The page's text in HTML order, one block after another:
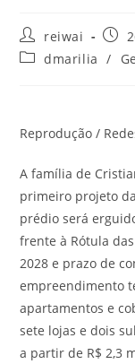
Autor
do
post:
reiwai
Post
Categoria
dmarilia /
Reprodução /
A família de
primeiro projeto
prédio será
frente à Rótula
2028 e prazo de
empreendimento
apartamentos e
sete lojas e dois
a partir de R$ 2,3